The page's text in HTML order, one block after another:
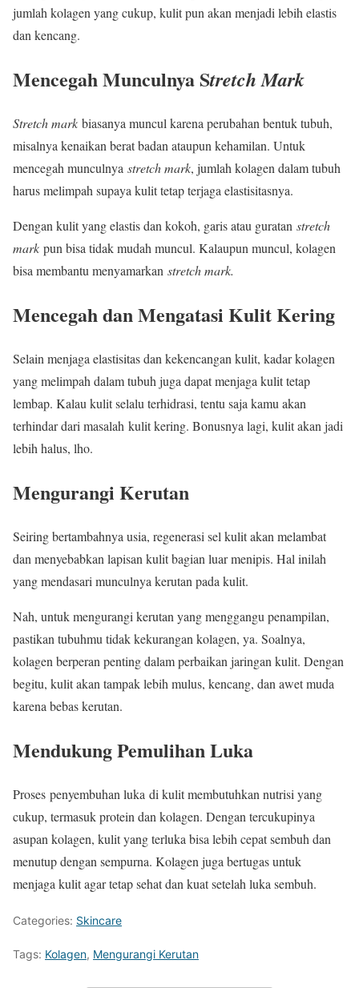
jumlah kolagen yang cukup, kulit pun akan menjadi lebih elastis
dan kencang.
Mencegah Munculnya Stretch Mark
Stretch mark biasanya muncul karena perubahan bentuk tubuh,
misalnya kenaikan berat badan ataupun kehamilan. Untuk
mencegah munculnya stretch mark, jumlah kolagen dalam tubuh
harus melimpah supaya kulit tetap terjaga elastisitasnya.
Dengan kulit yang elastis dan kokoh, garis atau guratan stretch
mark pun bisa tidak mudah muncul. Kalaupun muncul, kolagen
bisa membantu menyamarkan stretch mark.
Mencegah dan Mengatasi Kulit Kering
Selain menjaga elastisitas dan kekencangan kulit, kadar kolagen
yang melimpah dalam tubuh juga dapat menjaga kulit tetap
lembap. Kalau kulit selalu terhidrasi, tentu saja kamu akan
terhindar dari masalah kulit kering. Bonusnya lagi, kulit akan jadi
lebih halus, lho.
Mengurangi Kerutan
Seiring bertambahnya usia, regenerasi sel kulit akan melambat
dan menyebabkan lapisan kulit bagian luar menipis. Hal inilah
yang mendasari munculnya kerutan pada kulit.
Nah, untuk mengurangi kerutan yang menggangu penampilan,
pastikan tubuhmu tidak kekurangan kolagen, ya. Soalnya,
kolagen berperan penting dalam perbaikan jaringan kulit. Dengan
begitu, kulit akan tampak lebih mulus, kencang, dan awet muda
karena bebas kerutan.
Mendukung Pemulihan Luka
Proses penyembuhan luka di kulit membutuhkan nutrisi yang
cukup, termasuk protein dan kolagen. Dengan tercukupinya
asupan kolagen, kulit yang terluka bisa lebih cepat sembuh dan
menutup dengan sempurna. Kolagen juga bertugas untuk
menjaga kulit agar tetap sehat dan kuat setelah luka sembuh.
Categories: Skincare
Tags: Kolagen, Mengurangi Kerutan